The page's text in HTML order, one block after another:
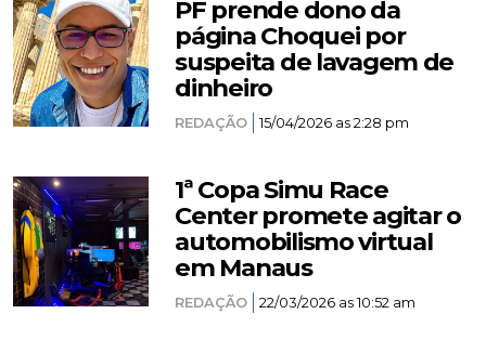
PF prende dono da
página Choquei por
suspeita de lavagem de
dinheiro
REDAÇÃO 15/04/2026 as 2:28 pm
1ª Copa Simu Race
Center promete agitar o
automobilismo virtual
em Manaus
REDAÇÃO 22/03/2026 as 10:52 am